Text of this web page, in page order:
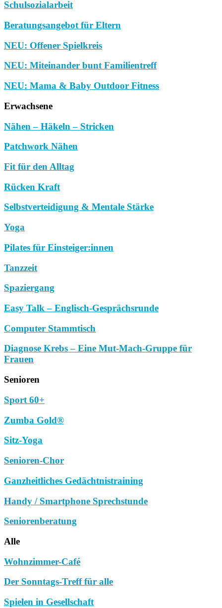
Schulsozialarbeit
Beratungsangebot für Eltern
NEU: Offener Spielkreis
NEU: Miteinander bunt Familientreff
NEU: Mama & Baby Outdoor Fitness
Erwachsene
Nähen – Häkeln – Stricken
Patchwork Nähen
Fit für den Alltag
Rücken Kraft
Selbstverteidigung & Mentale Stärke
Yoga
Pilates für Einsteiger:innen
Tanzzeit
Spaziergang
Easy Talk – Englisch-Gesprächsrunde
Computer Stammtisch
Diagnose Krebs – Eine Mut-Mach-Gruppe für
Frauen
Senioren
Sport 60+
Zumba Gold®
Sitz-Yoga
Senioren-Chor
Ganzheitliches Gedächtnistraining
Handy / Smartphone Sprechstunde
Seniorenberatung
Alle
Wohnzimmer-Café
Der Sonntags-Treff für alle
Spielen in Gesellschaft